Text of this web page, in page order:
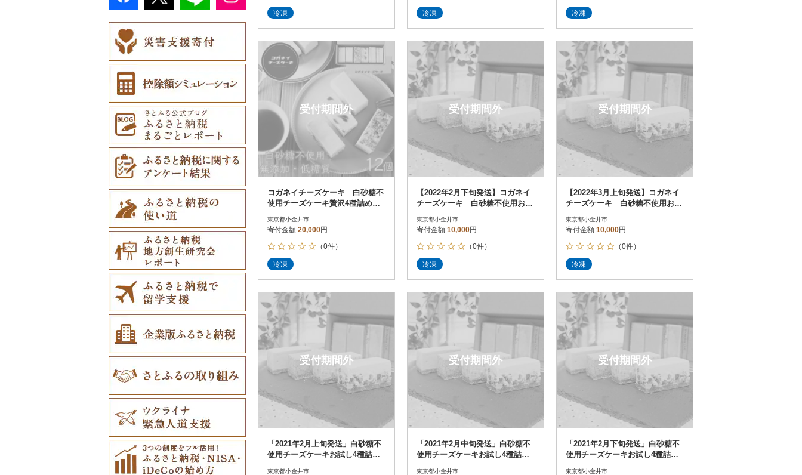
冷凍 冷凍 冷凍
受付期間外
コガネイチーズケーキ 白砂糖不
使用チーズケーキ贅沢4種詰め合
東京都小金井市
寄付金額 20,000円
（0件）
冷凍
受付期間外
【2022年2月下旬発送】コガネイ
チーズケーキ 白砂糖不使用お試
東京都小金井市
寄付金額 10,000円
（0件）
冷凍
受付期間外
【2022年3月上旬発送】コガネイ
チーズケーキ 白砂糖不使用お試
東京都小金井市
寄付金額 10,000円
（0件）
冷凍
受付期間外
「2021年2月上旬発送」白砂糖不
使用チーズケーキお試し4種詰め
東京都小金井市
受付期間外
「2021年2月中旬発送」白砂糖不
使用チーズケーキお試し4種詰め
東京都小金井市
受付期間外
「2021年2月下旬発送」白砂糖不
使用チーズケーキお試し4種詰め
東京都小金井市